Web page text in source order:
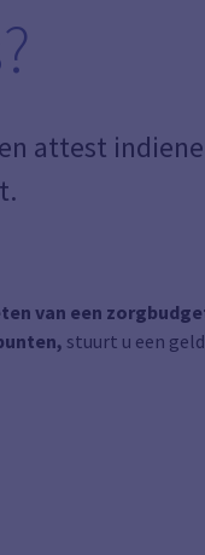
attest
van een
stuurt u een